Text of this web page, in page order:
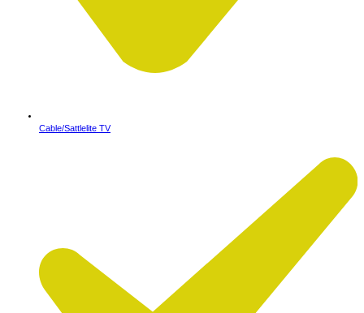
Cable/Sattlelite TV